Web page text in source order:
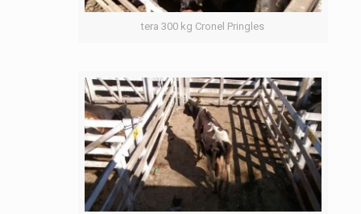
tera 300 kg Cronel Pringles